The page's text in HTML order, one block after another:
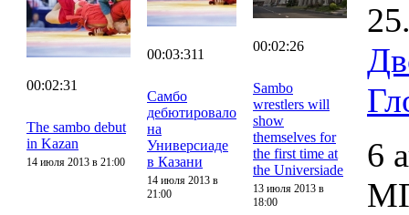
00:02:31
The sambo debut
in Kazan
14 июля 2013 в 21:00
00:03:311
Самбо
дебютировало
на
Универсиаде
в Казани
14 июля 2013 в
21:00
00:02:26
Sambo
wrestlers will
show
themselves for
the first time at
the Universiade
13 июля 2013 в
18:00
6